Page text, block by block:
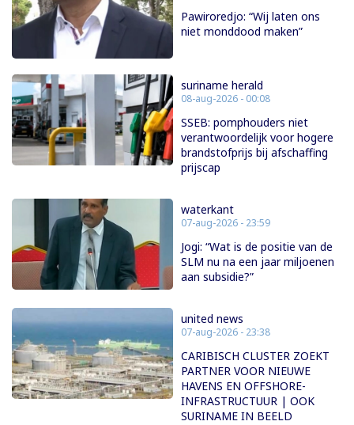
Pawiroredjo: “Wij laten ons
niet monddood maken”
suriname herald
08-aug-2026 - 00:08
SSEB: pomphouders niet
verantwoordelijk voor hogere
brandstofprijs bij afschaffing
prijscap
waterkant
07-aug-2026 - 23:59
Jogi: “Wat is de positie van de
SLM nu na een jaar miljoenen
aan subsidie?”
united news
07-aug-2026 - 23:38
CARIBISCH CLUSTER ZOEKT
PARTNER VOOR NIEUWE
HAVENS EN OFFSHORE-
INFRASTRUCTUUR | OOK
SURINAME IN BEELD